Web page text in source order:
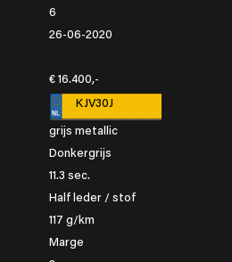
6
26-06-2020
€ 16.400,-
KJV30J
grijs metallic
Donkergrijs
11.3 sec.
Half leder / stof
117 g/km
Marge